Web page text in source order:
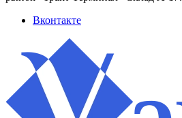
Вконтакте